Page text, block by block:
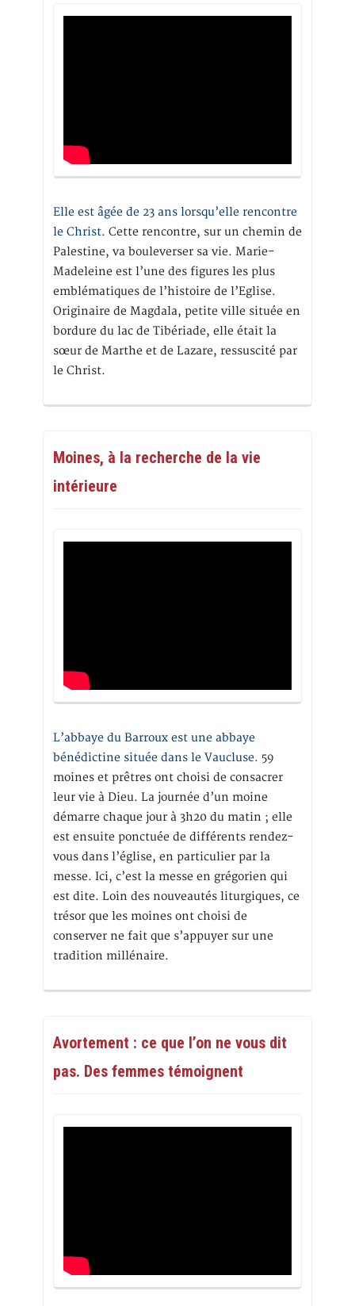
Elle est âgée de 23 ans lorsqu’elle rencontre
le Christ. Cette rencontre, sur un chemin de
Palestine, va bouleverser sa vie. Marie-
Madeleine est l’une des figures les plus
emblématiques de l’histoire de l’Eglise.
Originaire de Magdala, petite ville située en
bordure du lac de Tibériade, elle était la
sœur de Marthe et de Lazare, ressuscité par
le Christ.
Moines, à la recherche de la vie
intérieure
L’abbaye du Barroux est une abbaye
bénédictine située dans le Vaucluse. 59
moines et prêtres ont choisi de consacrer
leur vie à Dieu. La journée d’un moine
démarre chaque jour à 3h20 du matin ; elle
est ensuite ponctuée de différents rendez-
vous dans l’église, en particulier par la
messe. Ici, c’est la messe en grégorien qui
est dite. Loin des nouveautés liturgiques, ce
trésor que les moines ont choisi de
conserver ne fait que s’appuyer sur une
tradition millénaire.
Avortement : ce que l’on ne vous dit
pas. Des femmes témoignent